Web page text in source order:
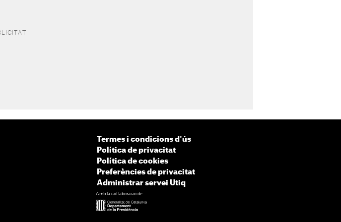
Termes i condicions d'ús
Política de privacitat
Política de cookies
Preferències de privacitat
Administrar servei Utiq
Amb la col·laboració de: